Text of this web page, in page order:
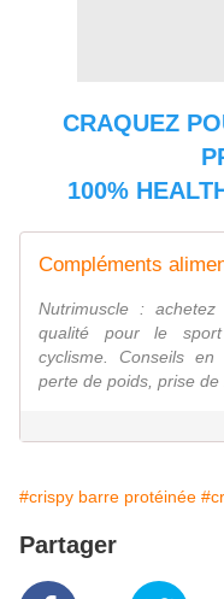
CRAQUEZ
100%
Nutrimuscle :
qualité pour le sport
cyclisme. Conseils
perte de poids, prise de
#crispy barre protéinée
Partager